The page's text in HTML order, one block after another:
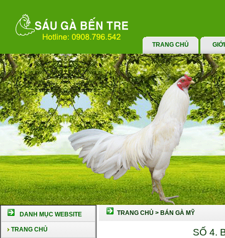
TRANG CHỦ
DANH MỤC WEBSITE
TRANG CHỦ
TRANG CHỦ > BÁN GÀ MỸ
SỐ 4.